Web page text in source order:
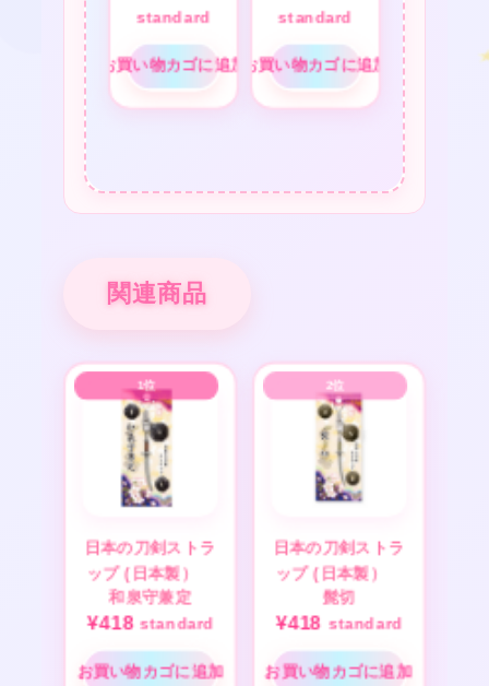
standard
お買い物カゴに追加
standard
お買い物カゴに追加
関連商品
日本の刀剣ストラ
ップ (日本製）
和泉守兼定
¥418 standard
お買い物カゴに追加
日本の刀剣ストラ
ップ (日本製）
髭切
¥418 standard
お買い物カゴに追加